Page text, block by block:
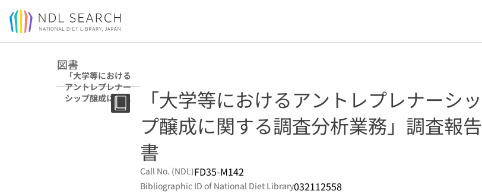
Jump to main content
図書
「大学等における
アントレプレナー
シップ醸成に関す
る調査分析業務」
「大学等におけるアントレプレナーシッ
プ醸成に関する調査分析業務」調査報告
書
Call No. (NDL)FD35-M142
Bibliographic ID of National Diet Library032112558